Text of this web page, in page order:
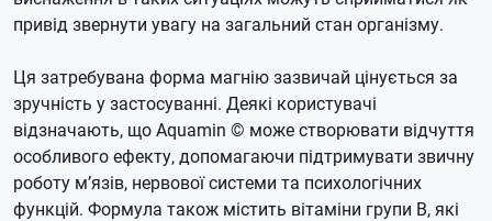
привід звернути увагу на загальний стан організму.
Ця затребувана форма магнію зазвичай цінується за
зручність у застосуванні. Деякі користувачі
відзначають, що Aquamin © може створювати відчуття
особливого ефекту, допомагаючи підтримувати звичну
роботу м’язів, нервової системи та психологічних
функцій. Формула також містить вітаміни групи B, які